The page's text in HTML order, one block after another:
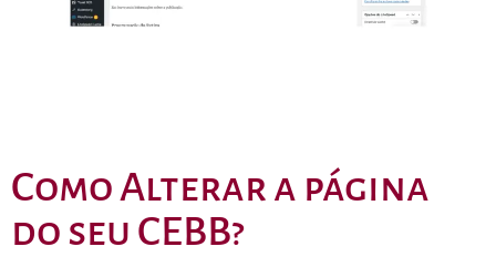
Como Alterar a página
do seu CEBB?